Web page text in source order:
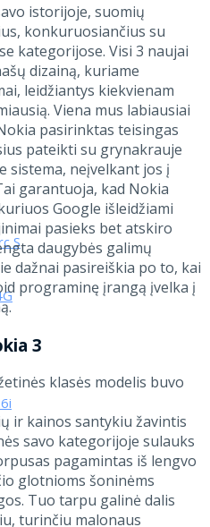
S
istorijoje, suomių
konkuruosiančius su
kategorijose. Visi 3 naujai
dizainą, kuriame
leidžiantys kiekvienam
Viena mus labiausiai
pasirinktas teisingas
pateikti su grynakrauje
sistema, neįvelkant jos į
garantuoja, kad Nokia
Google išleidžiami
pasieks bet atskiro
daugybės galimų
dažnai pasireiškia po to, kai
programinę įrangą įvelka į
3
klasės modelis buvo
ir kainos santykiu žavintis
savo kategorijoje sulauks
pagamintas iš lengvo
glotnioms šoninėms
Tuo tarpu galinė dalis
turinčiu malonaus